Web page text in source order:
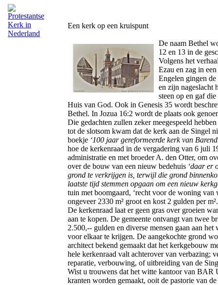
Een kerk op een kruispunt
De naam Bethel
12 en 13 in de
Volgens het
Ezau en zag in
Engelen gingen
en zijn nageslacht
steen op en gaf
Huis van God. Ook in Genesis 35 wordt
Bethel. In Jozua 16:2 wordt de plaats ook
Die gedachten zullen zeker meegespeeld
tot de slotsom kwam dat de kerk aan de Singel
boekje ‘100 jaar gereformeerde kerk van
hoe de kerkenraad in de vergadering van 6 juli
administratie en met broeder A. den Otter, om
over de bouw van een nieuw bedehuis ‘daar er
grond te verkrijgen is, terwijl die grond
laatste tijd stemmen opgaan om een nieuw
tuin met boomgaard, ‘recht voor de woning
ongeveer 2330 m² groot en kost 2 gulden per m².
De kerkenraad laat er geen gras over groeien
aan te kopen. De gemeente ontvangt van twee
2.500,-- gulden en diverse mensen gaan aan
voor elkaar te krijgen. De aangekochte grond
architect bekend gemaakt dat het kerkgebouw
hele kerkenraad valt achterover van verbazing;
reparatie, verbouwing, of uitbreiding van de
Wist u trouwens dat het witte kantoor van BAR
kranten worden gemaakt, ooit de pastorie van